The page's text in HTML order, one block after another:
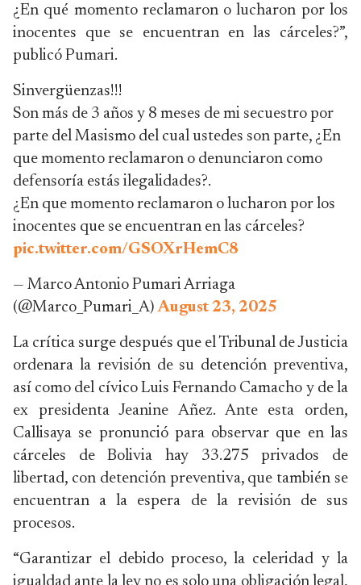
¿En qué momento reclamaron o lucharon por los
inocentes que se encuentran en las cárceles?”,
publicó Pumari.
Sinvergüenzas!!!
Son más de 3 años y 8 meses de mi secuestro por
parte del Masismo del cual ustedes son parte, ¿En
que momento reclamaron o denunciaron como
defensoría estás ilegalidades?.
¿En que momento reclamaron o lucharon por los
inocentes que se encuentran en las cárceles?
pic.twitter.com/GSOXrHemC8
— Marco Antonio Pumari Arriaga
(@Marco_Pumari_A)August 23, 2025
La crítica surge después que el Tribunal de Justicia
ordenara la revisión de su detención preventiva,
así como del cívico Luis Fernando Camacho y de la
ex presidenta Jeanine Añez. Ante esta orden,
Callisaya se pronunció para observar que en las
cárceles de Bolivia hay 33.275 privados de
libertad, con detención preventiva, que también se
encuentran a la espera de la revisión de sus
procesos.
“Garantizar el debido proceso, la celeridad y la
igualdad ante la ley no es solo una obligación legal,